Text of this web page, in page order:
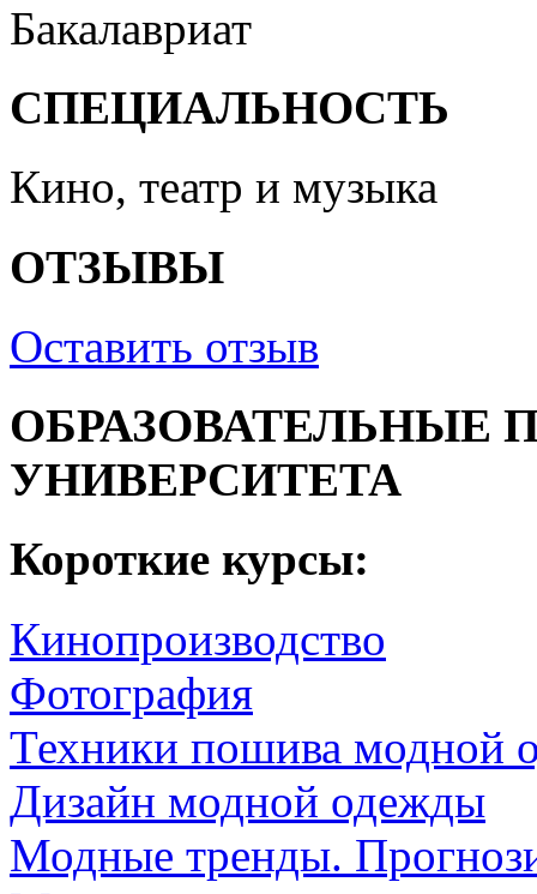
Бакалавриат
СПЕЦИАЛЬНОСТЬ
Кино, театр и музыка
ОТЗЫВЫ
Оставить отзыв
ОБРАЗОВАТЕЛЬНЫЕ
УНИВЕРСИТЕТА
Короткие курсы:
Кинопроизводство
Фотография
Техники пошива модной
Дизайн модной одежды
Модные тренды.